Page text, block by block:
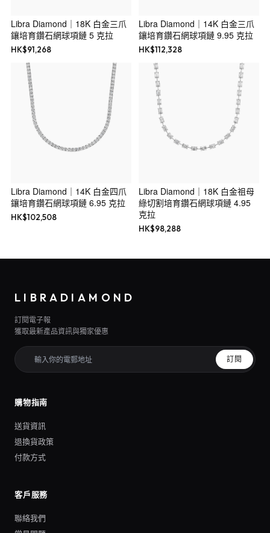
Libra Diamond｜18K 白金三爪
鑲培育鑽石網球項鏈 5 克拉
HK$91,268
Libra Diamond｜14K 白金三爪
鑲培育鑽石網球項鏈 9.95 克拉
HK$112,328
Libra Diamond｜14K 白金四爪
鑲培育鑽石網球項鏈 6.95 克拉
HK$102,508
Libra Diamond｜18K 白金祖母
綠切割培育鑽石網球項鏈 4.95
克拉
HK$98,288
LIBRADIAMOND
訂閱電子報
獲取最新產品資訊與獨家優惠
訂閱
購物指南
送貨資訊
退換貨政策
付款方式
客戶服務
聯絡我們